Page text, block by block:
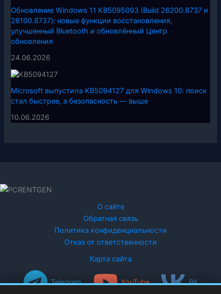
Обновление Windows 11 KB5095093 (Build 26200.8737 и
26100.8737): новые функции восстановления,
улучшенный Bluetooth и обновлённый Центр
обновления
24.06.2026
Microsoft выпустила KB5094127 для Windows 10: поиск
стал быстрее, а безопасность — выше
10.06.2026
О сайте
Обратная связь
Политика конфиденциальности
Отказ от ответственности
Карта сайта
Telegram YouTube ВК